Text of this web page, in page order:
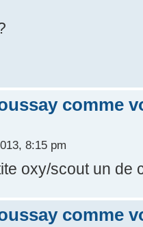
comme
8:15 pm
oxy/scout un de
comme